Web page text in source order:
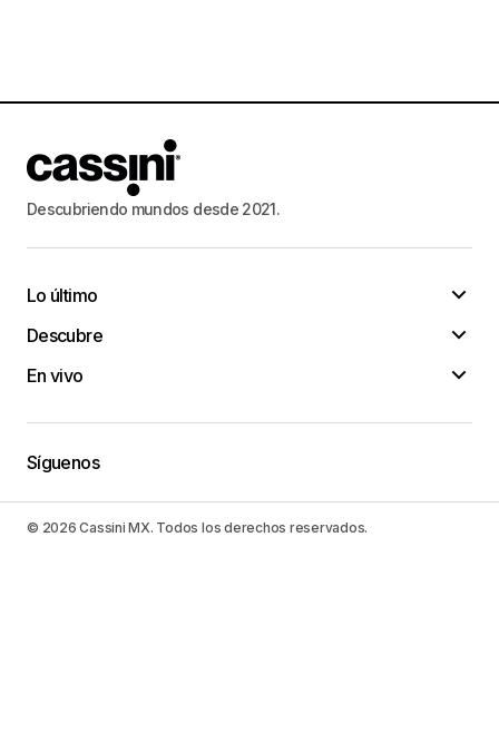
Descubriendo mundos desde 2021.
Lo último
Descubre
En vivo
Síguenos
© 2026 Cassini MX. Todos los derechos reservados.